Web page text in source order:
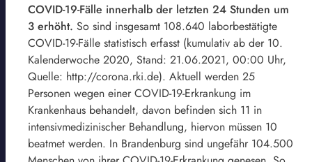
COVID-19-Fälle innerhalb der letzten 24 Stunden um
3 erhöht. So sind insgesamt 108.640 laborbestätigte
COVID-19-Fälle statistisch erfasst (kumulativ ab der 10.
Kalenderwoche 2020, Stand: 21.06.2021, 00:00 Uhr,
Quelle: http://corona.rki.de). Aktuell werden 25
Personen wegen einer COVID-19-Erkrankung im
Krankenhaus behandelt, davon befinden sich 11 in
intensivmedizinischer Behandlung, hiervon müssen 10
beatmet werden. In Brandenburg sind ungefähr 104.500